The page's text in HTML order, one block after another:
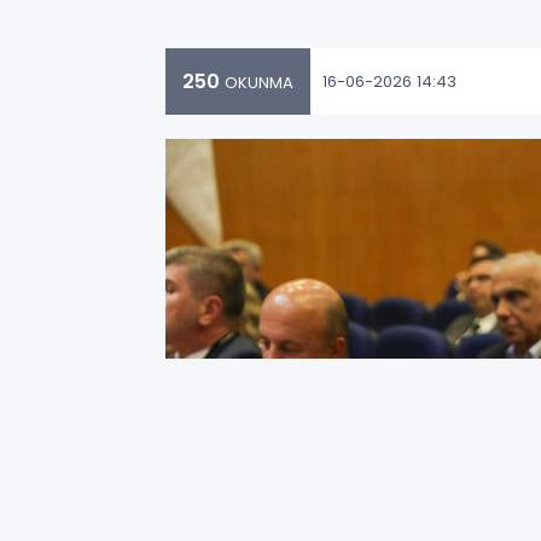
250 OKUNMA 16-06-2026 14:43